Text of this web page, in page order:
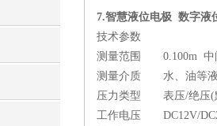
7.智慧液位电极 数字液
技术参数
测量范围
0.100m 中
测量介质
水、油等
压力类型
表压/绝压(
工作电压
DC12V/